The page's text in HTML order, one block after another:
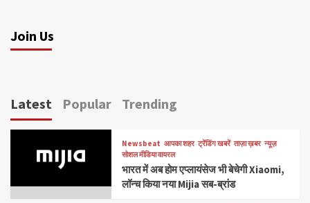
Join Us
Latest Popular Trending
Newsbeat आपका शहर ट्रेंडिंग खबरें ताज़ा ख़बर न्यूज़
सोशल मीडिया वायरल
भारत में अब होम एप्लायंसेज भी बेचेगी Xiaomi,
लॉन्च किया नया Mijia सब-ब्रांड